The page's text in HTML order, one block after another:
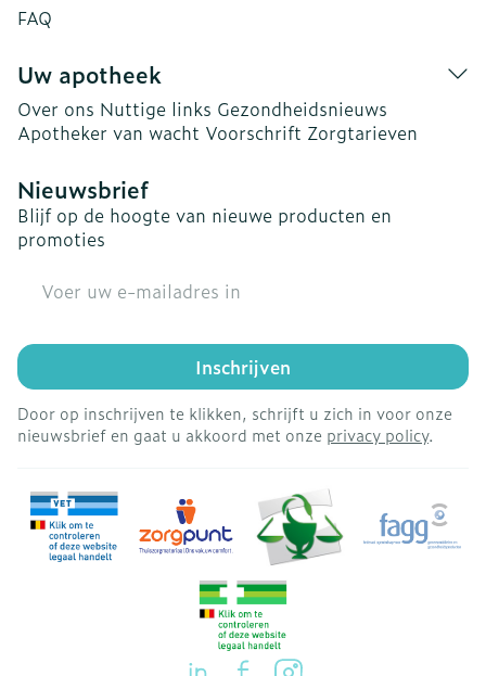
FAQ
Uw apotheek
Over ons Nuttige links Gezondheidsnieuws
Apotheker van wacht Voorschrift Zorgtarieven
Nieuwsbrief
Blijf op de hoogte van nieuwe producten en
promoties
Inschrijven
Door op inschrijven te klikken, schrijft u zich in voor onze
nieuwsbrief en gaat u akkoord met onze privacy policy.